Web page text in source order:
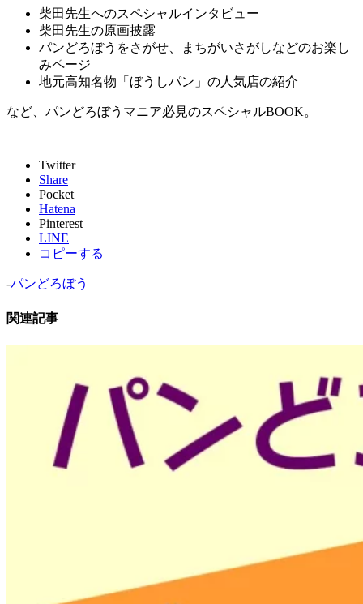
柴田先生へのスペシャルインタビュー
柴田先生の原画披露
パンどろぼうをさがせ、まちがいさがしなどのお楽し
みページ
地元高知名物「ぼうしパン」の人気店の紹介
など、パンどろぼうマニア必見のスペシャルBOOK。
Twitter
Share
Pocket
Hatena
Pinterest
LINE
コピーする
-パンどろぼう
関連記事